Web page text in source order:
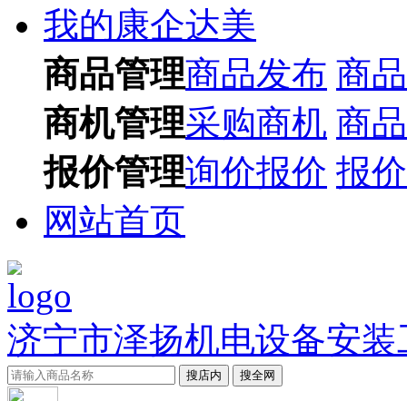
我的康企达美
商品管理商品发布 商
商机管理采购商机 商
报价管理询价报价 报
网站首页
济宁市泽扬机电设备安
搜店内 搜全网